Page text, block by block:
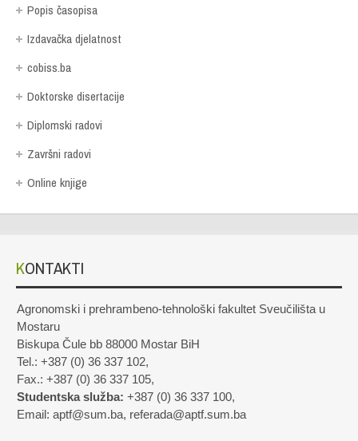
Popis časopisa
Izdavačka djelatnost
cobiss.ba
Doktorske disertacije
Diplomski radovi
Završni radovi
Online knjige
KONTAKTI
Agronomski i prehrambeno-tehnološki fakultet Sveučilišta u
Mostaru
Biskupa Čule bb 88000 Mostar BiH
Tel.: +387 (0) 36 337 102,
Fax.: +387 (0) 36 337 105,
Studentska služba: +387 (0) 36 337 100,
Email: aptf@sum.ba, referada@aptf.sum.ba